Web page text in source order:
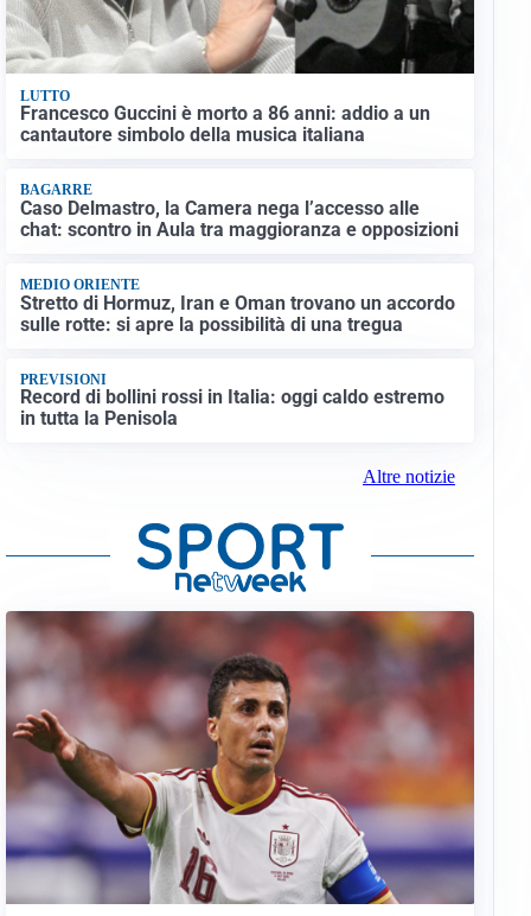
LUTTO
Francesco Guccini è morto a 86 anni: addio a un
cantautore simbolo della musica italiana
BAGARRE
Caso Delmastro, la Camera nega l’accesso alle
chat: scontro in Aula tra maggioranza e opposizioni
MEDIO ORIENTE
Stretto di Hormuz, Iran e Oman trovano un accordo
sulle rotte: si apre la possibilità di una tregua
PREVISIONI
Record di bollini rossi in Italia: oggi caldo estremo
in tutta la Penisola
Altre notizie